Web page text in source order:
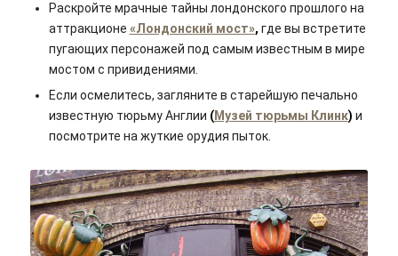
Раскройте мрачные тайны лондонского прошлого на
аттракционе «Лондонский мост», где вы встретите
пугающих персонажей под самым известным в мире
мостом с привидениями.
Если осмелитесь, загляните в старейшую печально
известную тюрьму Англии (Музей тюрьмы Клинк) и
посмотрите на жуткие орудия пыток.